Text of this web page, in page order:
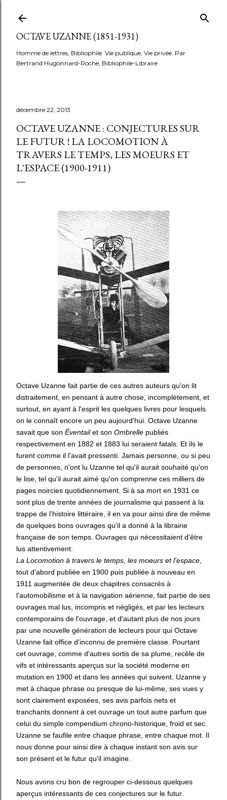
OCTAVE UZANNE (1851-1931)
Homme de lettres, Bibliophile. Vie publique, Vie privée. Par
Bertrand Hugonnard-Roche, Bibliophile-Libraire
décembre 22, 2013
OCTAVE UZANNE : CONJECTURES SUR
LE FUTUR ! LA LOCOMOTION À
TRAVERS LE TEMPS, LES MOEURS ET
L'ESPACE (1900-1911)
Octave Uzanne fait partie de ces autres auteurs qu'on lit
distraitement, en pensant à autre chose, incomplètement, et
surtout, en ayant à l'esprit les quelques livres pour lesquels
on le connaît encore un peu aujourd'hui. Octave Uzanne
savait que son Éventailet son Ombrelle publiés
respectivement en 1882 et 1883 lui seraient fatals. Et ils le
furent comme il l'avait pressenti. Jamais personne, ou si peu
de personnes, n'ont lu Uzanne tel qu'il aurait souhaité qu'on
le lise, tel qu'il aurait aimé qu'on comprenne ces milliers de
pages noircies quotidiennement. Si à sa mort en 1931 ce
sont plus de trente années de journalisme qui passent à la
trappe de l'histoire littéraire, il en va pour ainsi dire de même
de quelques bons ouvrages qu'il a donné à la librairie
française de son temps. Ouvrages qui nécessitaient d'être
lus attentivement.
La Locomotion à travers le temps, les moeurs et l'espace
tout d'abord publiée en 1900 puis publiée à nouveau en
1911 augmentée de deux chapitres consacrés à
l'automobilisme et à la navigation aérienne, fait partie de ses
ouvrages mal lus, incompris et négligés, et par les lecteurs
contemporains de l'ouvrage, et d'autant plus de nos jours
par une nouvelle génération de lecteurs pour qui Octave
Uzanne fait office d'inconnu de première classe. Pourtant
cet ouvrage, comme d'autres sortis de sa plume, recèle de
vifs et intéressants aperçus sur la société moderne en
mutation en 1900 et dans les années qui suivent. Uzanne y
met à chaque phrase ou presque de lui-même, ses vues y
sont clairement exposées, ses avis parfois nets et
tranchants donnent à cet ouvrage un tout autre parfum que
celui du simple compendium chrono-historique, froid et sec.
Uzanne se faufile entre chaque phrase, entre chaque mot. Il
nous donne pour ainsi dire à chaque instant son avis sur
son présent et le futur qu'il imagine.
Nous avons cru bon de regrouper ci-dessous quelques
aperçus intéressants de ces conjectures sur le futur.